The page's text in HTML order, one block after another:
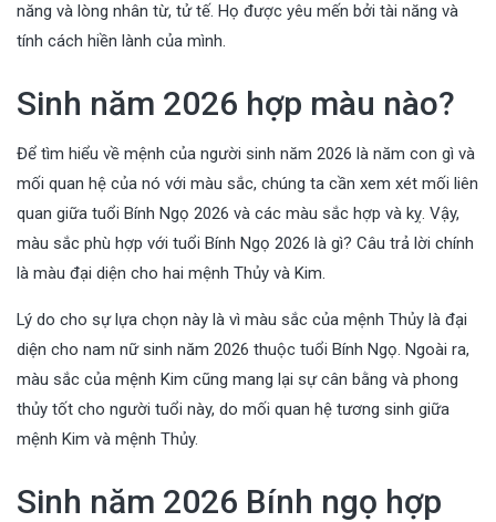
năng và lòng nhân từ, tử tế. Họ được yêu mến bởi tài năng và
tính cách hiền lành của mình.
Sinh năm 2026 hợp màu nào?
Để tìm hiểu về mệnh của người sinh năm 2026 là năm con gì và
mối quan hệ của nó với màu sắc, chúng ta cần xem xét mối liên
quan giữa tuổi Bính Ngọ 2026 và các màu sắc hợp và kỵ. Vậy,
màu sắc phù hợp với tuổi Bính Ngọ 2026 là gì? Câu trả lời chính
là màu đại diện cho hai mệnh Thủy và Kim.
Lý do cho sự lựa chọn này là vì màu sắc của mệnh Thủy là đại
diện cho nam nữ sinh năm 2026 thuộc tuổi Bính Ngọ. Ngoài ra,
màu sắc của mệnh Kim cũng mang lại sự cân bằng và phong
thủy tốt cho người tuổi này, do mối quan hệ tương sinh giữa
mệnh Kim và mệnh Thủy.
Sinh năm 2026 Bính ngọ hợp